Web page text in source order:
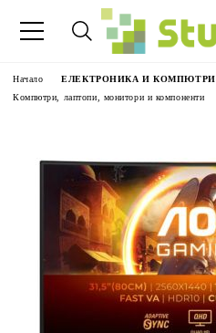
Начало
ЕЛЕКТРОНИКА И КОМПЮТРИ
Компютри, лаптопи, монитори и компоненти